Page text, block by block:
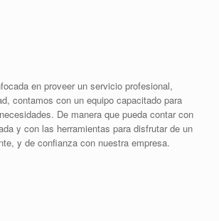
en proveer un servicio profesional,
contamos con un equipo capacitado para
De manera que pueda contar con
y con las herramientas para disfrutar de un
y de confianza con nuestra empresa.